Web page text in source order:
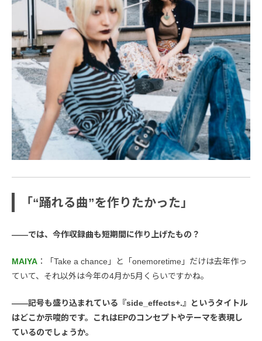
「“踊れる曲”を作りたかった」
――では、今作収録曲も短期間に作り上げたもの？
MAIYA ：「Take a chance」と「onemoretime」だけは去年作っ
ていて、それ以外は今年の4月か5月くらいですかね。
――記号も盛り込まれている『side_effects+.』というタイトル
はどこか示唆的です。これはEPのコンセプトやテーマを表現し
ているのでしょうか。